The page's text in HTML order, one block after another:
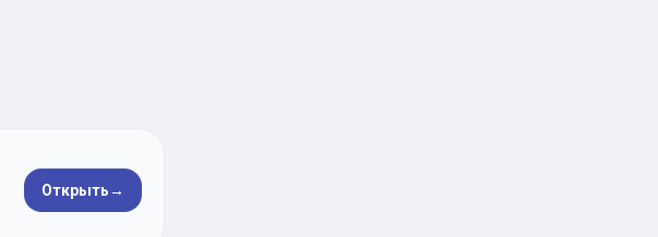
Открыть→